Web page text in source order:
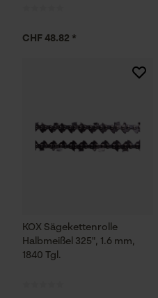
CHF 48.82 *
KOX Sägekettenrolle
Halbmeißel 325", 1.6 mm,
1840 Tgl.